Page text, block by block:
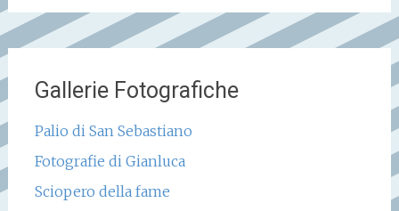
Gallerie Fotografiche
Palio di San Sebastiano
Fotografie di Gianluca
Sciopero della fame